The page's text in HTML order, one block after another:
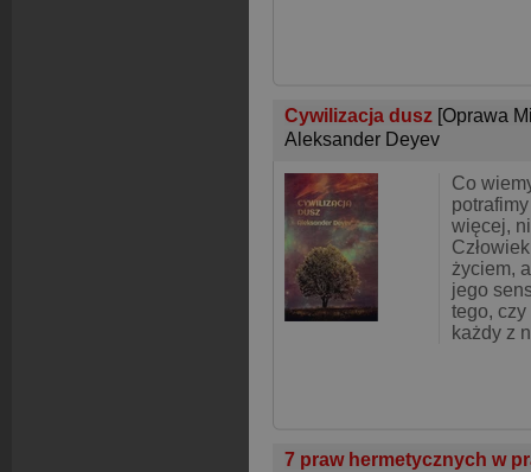
Cywilizacja dusz [Oprawa
Aleksander Deyev
Co
więcej,
życiem,
jego
tego,
każdy z
7 praw hermetycznych w